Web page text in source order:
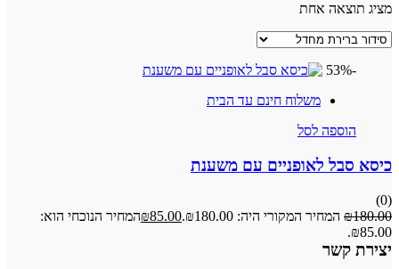
מציג תוצאה אחת
-53%
משלוח חינם עד הבית
הוספה לסל
כיסא סבל לאופניים עם משענת
(0)
₪180.00 המחיר המקורי היה: ₪180.00. ₪85.00
המחיר הנוכחי הוא:
₪85.00.
יצירת קשר